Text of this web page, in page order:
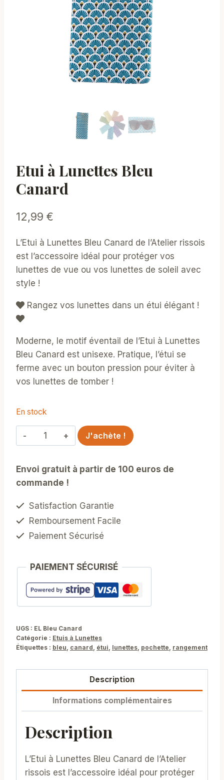
Etui à Lunettes Bleu
Canard
12,99 €
L’Etui à Lunettes Bleu Canard de l’Atelier rissois
est l’accessoire idéal pour protéger vos
lunettes de vue ou vos lunettes de soleil avec
style !
Rangez vos lunettes dans un étui élégant !
Moderne, le motif éventail de l’Etui à Lunettes
Bleu Canard est unisexe. Pratique, l’étui se
ferme avec un bouton pression pour éviter à
vos lunettes de tomber !
En stock
quantité
de
à
Lunettes
Bleu
J'achète !
Envoi gratuit à partir de 100 euros de
commande !
Satisfaction Garantie
Remboursement Facile
Paiement Sécurisé
PAIEMENT SÉCURISÉ
UGS : EL Bleu Canard
Catégorie : Etuis à Lunettes
Étiquettes : bleu, canard, étui, lunettes, pochette, rangement
Description
Informations complémentaires
Description
L’Etui à Lunettes Bleu Canard de l’Atelier
rissois est l’accessoire idéal pour protéger